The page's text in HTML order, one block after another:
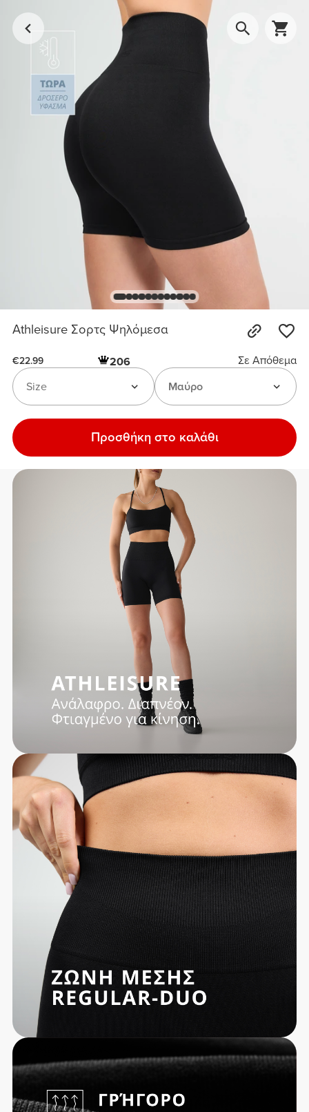
Athleisure Σορτς Ψηλόμεσα
€22.99 206
Σε Απόθεμα
Μαύρο
Size
Προσθήκη στο καλάθι